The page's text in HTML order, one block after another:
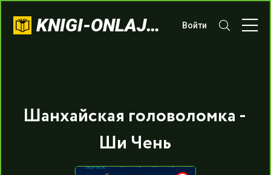
KNIGI-ONLAJN.COM Войти
Шанхайская головоломка -
Ши Чень